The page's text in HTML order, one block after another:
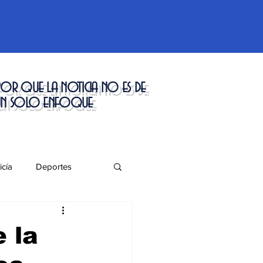
que la noticia no es de
solo enfoque
Deportes
la